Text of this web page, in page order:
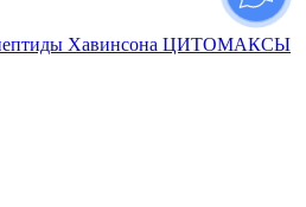
Хавинсона ЦИТОМАКСЫ